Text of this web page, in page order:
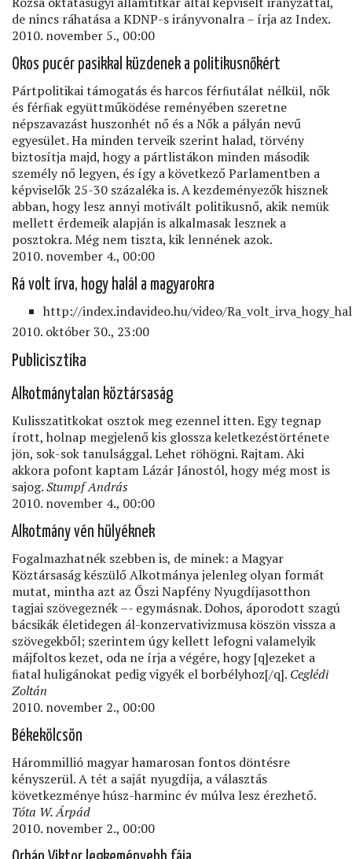
de nincs ráhatása a KDNP-s irányvonalra – írja az Index.
2010. november 5., 00:00
Okos pucér pasikkal küzdenek a politikusnőkért
Pártpolitikai támogatás és harcos férﬁutálat nélkül, nők
és férﬁak együttműködése reményében szeretne
népszavazást huszonhét nő és a Nők a pályán nevű
egyesület. Ha minden terveik szerint halad, törvény
biztosítja majd, hogy a pártlistákon minden második
személy nő legyen, és így a következő Parlamentben a
képviselők 25-30 százaléka is. A kezdeményezők hisznek
abban, hogy lesz annyi motivált politikusnő, akik nemük
mellett érdemeik alapján is alkalmasak lesznek a
posztokra. Még nem tiszta, kik lennének azok.
2010. november 4., 00:00
Rá volt írva, hogy halál a magyarokra
http://index.indavideo.hu/video/
2010. október 30., 23:00
Publicisztika
Alkotmánytalan köztársaság
Kulisszatitkokat osztok meg ezennel itten. Egy tegnap
írott, holnap megjelenő kis glossza keletkezéstörténete
jön, sok-sok tanulsággal. Lehet röhögni. Rajtam. Aki
akkora pofont kaptam Lázár Jánostól, hogy még most is
sajog.Stumpf András
2010. november 4., 00:00
Alkotmány vén hülyéknek
Fogalmazhatnék szebben is, de minek: a Magyar
Köztársaság készülő Alkotmánya jelenleg olyan formát
mutat, mintha azt az Őszi Napfény Nyugdíjasotthon
tagjai szövegeznék –- egymásnak. Dohos, áporodott szagú
bácsikák életidegen ál-konzervativizmusa köszön vissza a
szövegekből; szerintem úgy kellett lefogni valamelyik
májfoltos kezet, oda ne írja a végére, hogy [q]ezeket a
ﬁatal huligánokat pedig vigyék el borbélyhoz[/q]. Ceglédi
Zoltán
2010. november 2., 00:00
Békekölcsön
Hárommillió magyar hamarosan fontos döntésre
kényszerül. A tét a saját nyugdíja, a választás
következménye húsz-harminc év múlva lesz érezhető.
Tóta W. Árpád
2010. november 2., 00:00